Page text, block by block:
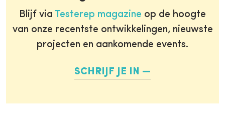
Blijf via Testerep magazine op de hoogte
van onze recentste ontwikkelingen, nieuwste
projecten en aankomende events.
SCHRIJF JE IN